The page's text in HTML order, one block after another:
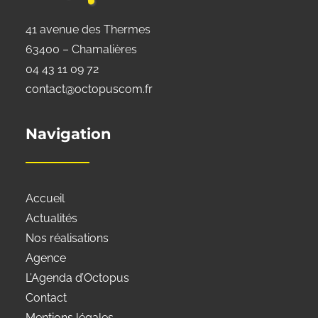
41 avenue des Thermes
63400 – Chamalières
04 43 11 09 72
contact@octopuscom.fr
Navigation
Accueil
Actualités
Nos réalisations
Agence
L’Agenda d’Octopus
Contact